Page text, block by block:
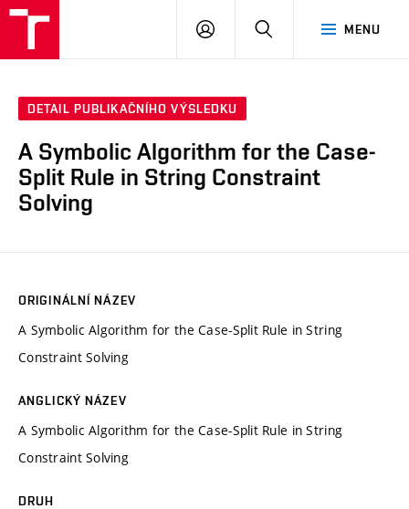
MENU
PŘIHLÁSIT
DETAIL PUBLIKAČNÍHO VÝSLEDKU
A Symbolic Algorithm for the Case-
Split Rule in String Constraint
Solving
ORIGINÁLNÍ NÁZEV
A Symbolic Algorithm for the Case-Split Rule in String
Constraint Solving
ANGLICKÝ NÁZEV
A Symbolic Algorithm for the Case-Split Rule in String
Constraint Solving
DRUH